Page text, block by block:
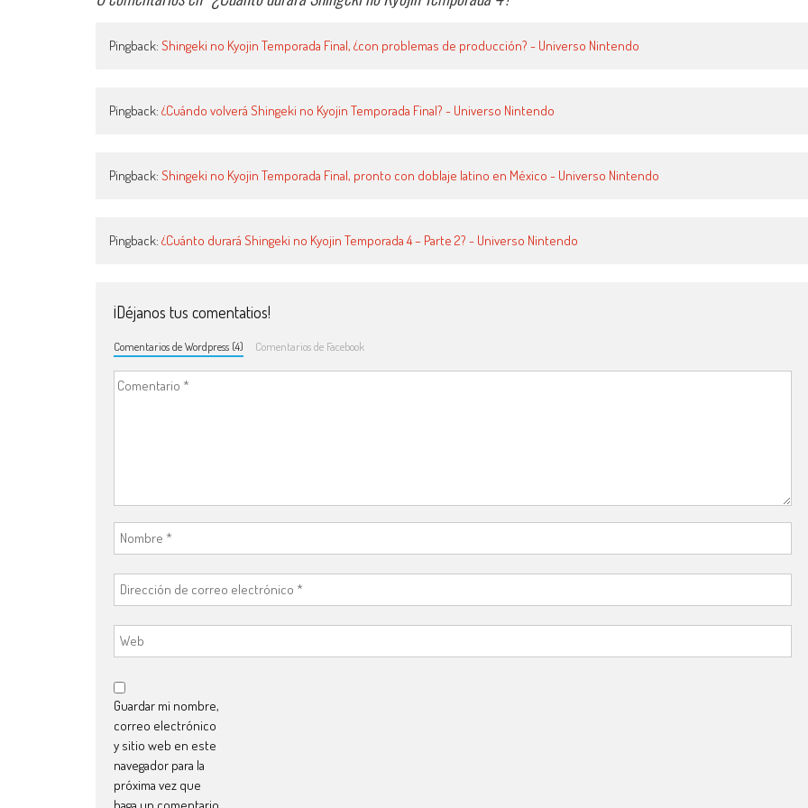
Pingback: Shingeki no Kyojin Temporada Final, ¿con problemas de producción? - Universo Nintendo
Pingback: ¿Cuándo volverá Shingeki no Kyojin Temporada Final? - Universo Nintendo
Pingback: Shingeki no Kyojin Temporada Final, pronto con doblaje latino en México - Universo Nintendo
Pingback: ¿Cuánto durará Shingeki no Kyojin Temporada 4 – Parte 2? - Universo Nintendo
¡Déjanos tus comentatios!
Comentarios de Wordpress (4) Comentarios de Facebook
Guardar mi nombre,
correo electrónico
y sitio web en este
navegador para la
próxima vez que